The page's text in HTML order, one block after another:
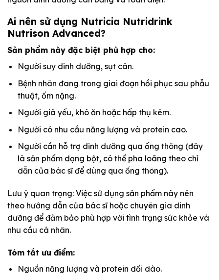
Ai nên sử dụng Nutricia Nutridrink
Nutrison Advanced?
Sản phẩm này đặc biệt phù hợp cho:
Người suy dinh dưỡng, sụt cân.
Bệnh nhân đang trong giai đoạn hồi phục sau phẫu
thuật, ốm nặng.
Người già yếu, khó ăn hoặc hấp thụ kém.
Người có nhu cầu năng lượng và protein cao.
Người cần hỗ trợ dinh dưỡng qua ống thông (đây
là sản phẩm dạng bột, có thể pha loãng theo chỉ
dẫn của bác sĩ để dùng qua ống thông).
Lưu ý quan trọng: Việc sử dụng sản phẩm này nên
theo hướng dẫn của bác sĩ hoặc chuyên gia dinh
dưỡng để đảm bảo phù hợp với tình trạng sức khỏe và
nhu cầu cá nhân.
Tóm tắt ưu điểm:
Nguồn năng lượng và protein dồi dào.